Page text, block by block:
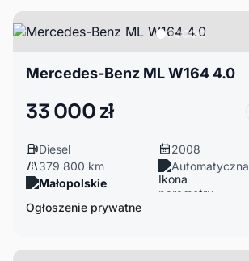
Mercedes-Benz ML W164 4.0
33 000 zł
Diesel
2008
379 800 km
Automatyczna
Małopolskie
Ogłoszenie prywatne